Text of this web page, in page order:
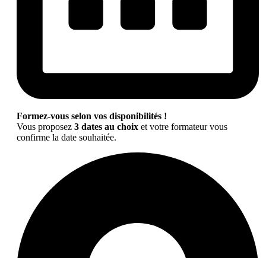
Formez-vous selon vos disponibilités !
Vous proposez 3 dates au choix et votre formateur vous
confirme la date souhaitée.